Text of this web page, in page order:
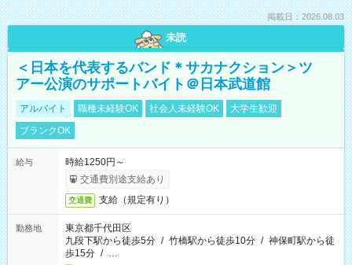
掲載日：2026.08.03
未読
＜日本を代表するバンド＊サカナクション＞ツ
アー公演のサポートバイト＠日本武道館
アルバイト 職種未経験OK 社会人未経験OK
大学生歓迎
ブランクOK
給与
時給1250円～
交通費別途支給あり
交通費 支給（規定有り）
勤務地
東京都千代田区
九段下駅から徒歩5分 / 竹橋駅から徒歩10分 / 神保町駅から徒
歩15分 / …